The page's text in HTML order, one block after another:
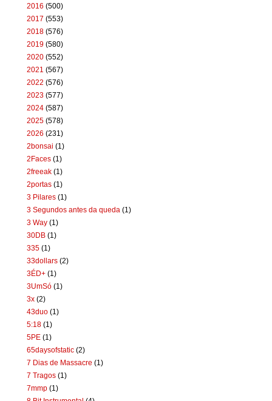
2016 (500)
2017 (553)
2018 (576)
2019 (580)
2020 (552)
2021 (567)
2022 (576)
2023 (577)
2024 (587)
2025 (578)
2026 (231)
2bonsai (1)
2Faces (1)
2freeak (1)
2portas (1)
3 Pilares (1)
3 Segundos antes da queda (1)
3 Way (1)
30DB (1)
335 (1)
33dollars (2)
3ÉD+ (1)
3UmSó (1)
3x (2)
43duo (1)
5:18 (1)
5PE (1)
65daysofstatic (2)
7 Dias de Massacre (1)
7 Tragos (1)
7mmp (1)